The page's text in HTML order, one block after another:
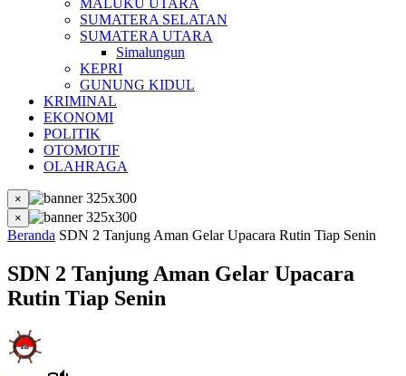
MALUKU UTARA
SUMATERA SELATAN
SUMATERA UTARA
Simalungun
KEPRI
GUNUNG KIDUL
KRIMINAL
EKONOMI
POLITIK
OTOMOTIF
OLAHRAGA
×
×
Beranda SDN 2 Tanjung Aman Gelar Upacara Rutin Tiap Senin
SDN 2 Tanjung Aman Gelar Upacara
Rutin Tiap Senin